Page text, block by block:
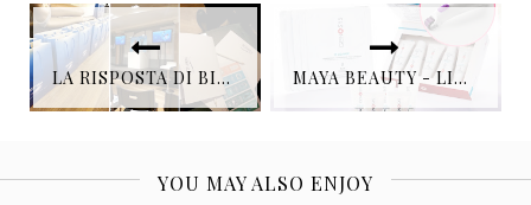
LA RISPOSTA DI BIOTHERM PER RIMETTERSI IN FORMA E’ IL NUOVO “BODY SCULPTER” MAYA BEAUTY - LINEA GENOSYS CO2 UNA SPA A DOMICILIO
YOU MAY ALSO ENJOY